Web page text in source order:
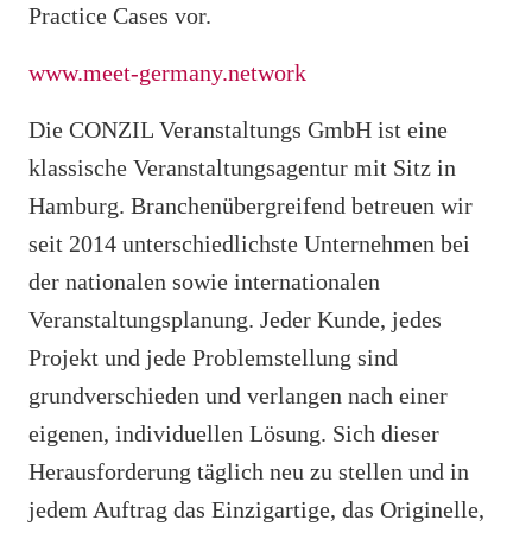
Practice Cases vor.
www.meet-germany.network
Die CONZIL Veranstaltungs GmbH ist eine
klassische Veranstaltungsagentur mit Sitz in
Hamburg. Branchenübergreifend betreuen wir
seit 2014 unterschiedlichste Unternehmen bei
der nationalen sowie internationalen
Veranstaltungsplanung. Jeder Kunde, jedes
Projekt und jede Problemstellung sind
grundverschieden und verlangen nach einer
eigenen, individuellen Lösung. Sich dieser
Herausforderung täglich neu zu stellen und in
jedem Auftrag das Einzigartige, das Originelle,